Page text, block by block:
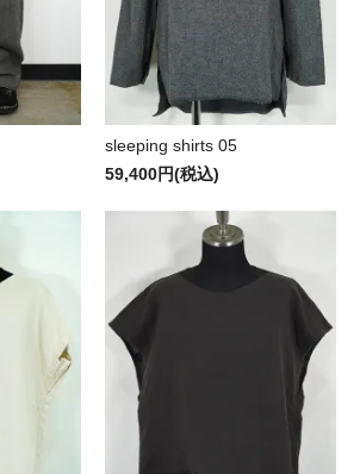
sleeping shirts 05
59,400円(税込)